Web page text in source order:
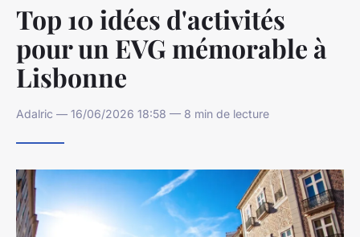
Top 10 idées d'activités
pour un EVG mémorable à
Lisbonne
Adalric — 16/06/2026 18:58 — 8 min de lecture